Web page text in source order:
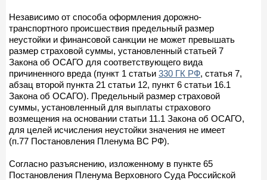
Независимо от способа оформления дорожно-
транспортного происшествия предельный размер
неустойки и финансовой санкции не может превышать
размер страховой суммы, установленный статьей 7
Закона об ОСАГО для соответствующего вида
причиненного вреда (пункт 1 статьи 330 ГК РФ, статья 7,
абзац второй пункта 21 статьи 12, пункт 6 статьи 16.1
Закона об ОСАГО). Предельный размер страховой
суммы, установленный для выплаты страхового
возмещения на основании статьи 11.1 Закона об ОСАГО,
для целей исчисления неустойки значения не имеет
(п.77 Постановления Пленума ВС РФ).
Согласно разъяснению, изложенному в пункте 65
Постановления Пленума Верховного Суда Российской